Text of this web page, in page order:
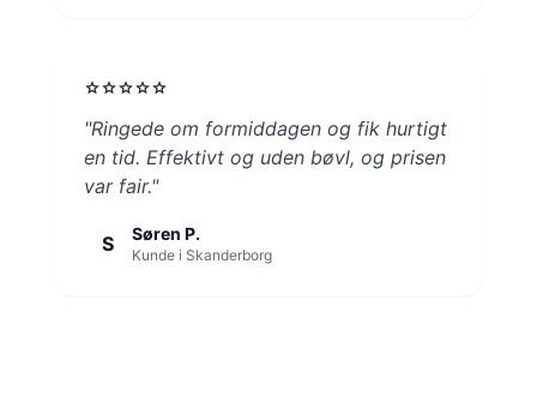
starstarstarstarstar
"Ringede om formiddagen og fik hurtigt
en tid. Effektivt og uden bøvl, og prisen
var fair."
S Søren P.
Kunde i Skanderborg